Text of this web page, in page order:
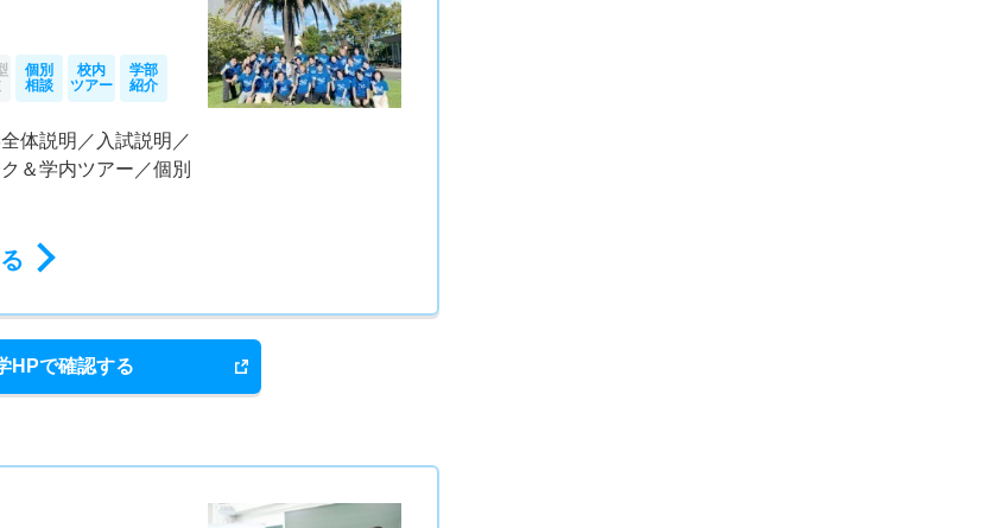
個別
相談
校内
ツアー
学部
紹介
体説明／入試説明／
＆学内ツアー／個別
HPで確認する